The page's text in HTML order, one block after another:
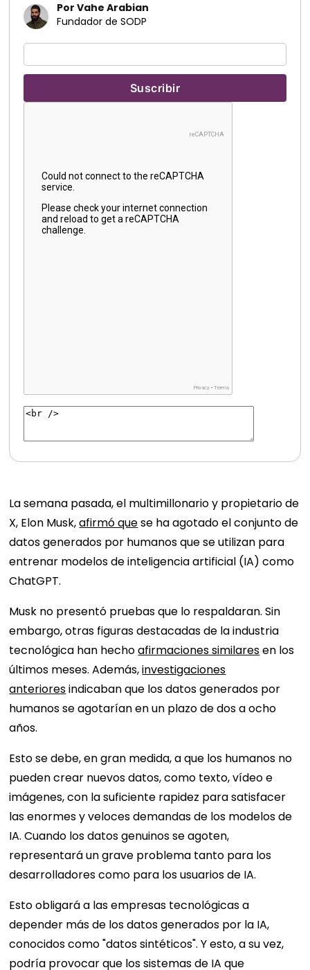
Por Vahe Arabian
Fundador de SODP
La semana pasada, el multimillonario y propietario de
X, Elon Musk,afirmó quese ha agotado el conjunto de
datos generados por humanos que se utilizan para
entrenar modelos de inteligencia artificial (IA) como
ChatGPT.
Musk no presentó pruebas que lo respaldaran. Sin
embargo, otras figuras destacadas de la industria
tecnológica han hechoafirmaciones similaresen los
últimos meses. Además,investigaciones
anterioresindicaban que los datos generados por
humanos se agotarían en un plazo de dos a ocho
años.
Esto se debe, en gran medida, a que los humanos no
pueden crear nuevos datos, como texto, vídeo e
imágenes, con la suficiente rapidez para satisfacer
las enormes y veloces demandas de los modelos de
IA. Cuando los datos genuinos se agoten,
representará un grave problema tanto para los
desarrolladores como para los usuarios de IA.
Esto obligará a las empresas tecnológicas a
depender más de los datos generados por la IA,
conocidos como "datos sintéticos". Y esto, a su vez,
podría provocar que los sistemas de IA que